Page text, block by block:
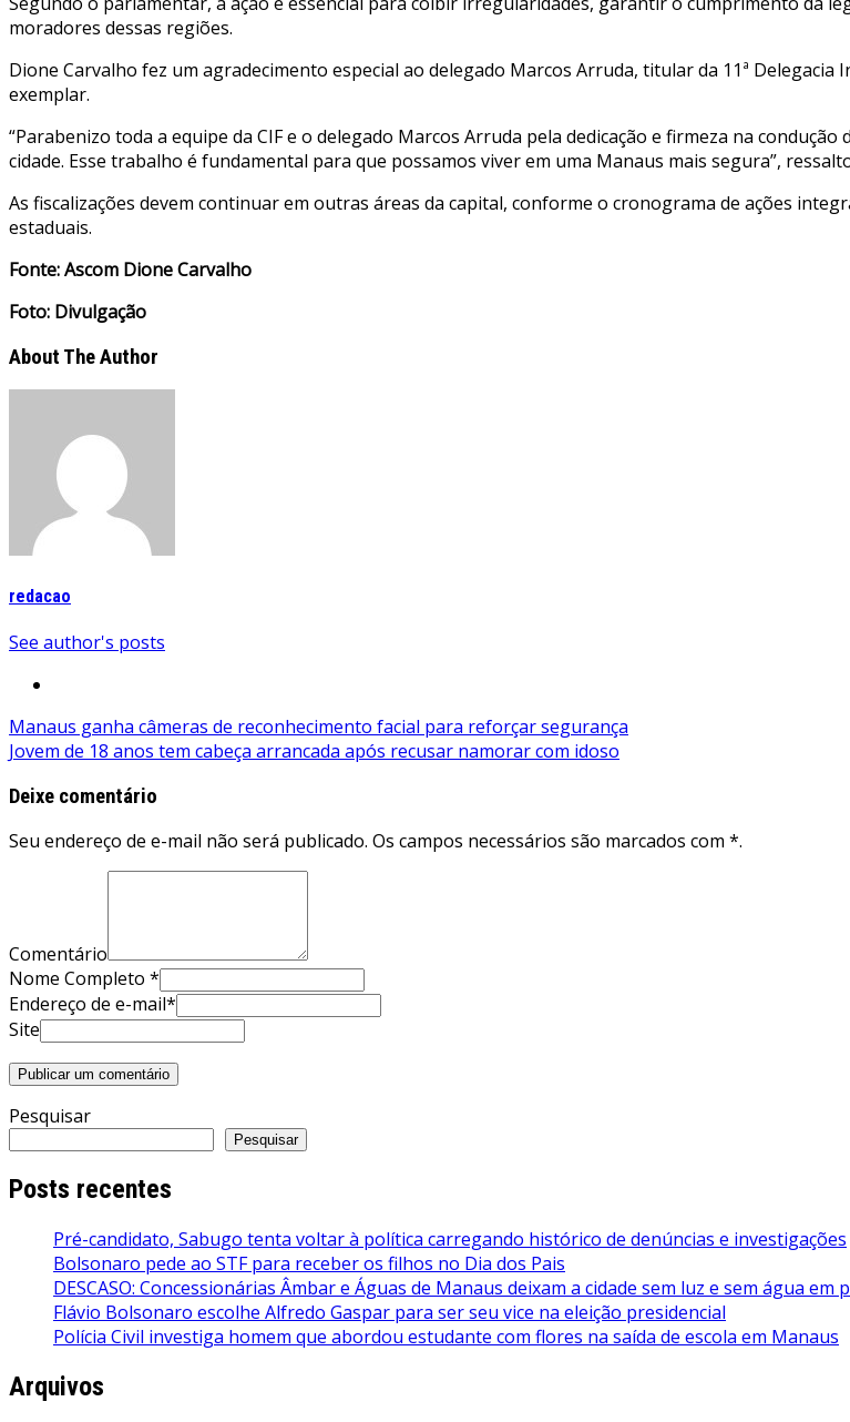
moradores dessas regiões.
Dione Carvalho fez um agradecimento especial ao delegado Marcos Arruda, titular da 11ª
exemplar.
“Parabenizo toda a equipe da CIF e o delegado Marcos Arruda pela dedicação e firmeza na
cidade. Esse trabalho é fundamental para que possamos viver em uma Manaus mais segura”,
As fiscalizações devem continuar em outras áreas da capital, conforme o cronograma de ações
estaduais.
Fonte: Ascom Dione Carvalho
Foto: Divulgação
About The Author
redacao
See author's posts
Navegação
de
Post
Manaus ganha câmeras de reconhecimento facial para reforçar segurança
Jovem de 18 anos tem cabeça arrancada após recusar namorar com idoso
Deixe comentário
Seu endereço de e-mail não será publicado. Os campos necessários são marcados com *.
Comentário
Nome Completo *
Endereço de e-mail*
Site
Pesquisar
Pesquisar
Posts recentes
Pré-candidato, Sabugo tenta voltar à política carregando histórico de denúncias e investigações
Bolsonaro pede ao STF para receber os filhos no Dia dos Pais
DESCASO: Concessionárias Âmbar e Águas de Manaus deixam a cidade sem luz e sem água
Flávio Bolsonaro escolhe Alfredo Gaspar para ser seu vice na eleição presidencial
Polícia Civil investiga homem que abordou estudante com flores na saída de escola em Manaus
Arquivos